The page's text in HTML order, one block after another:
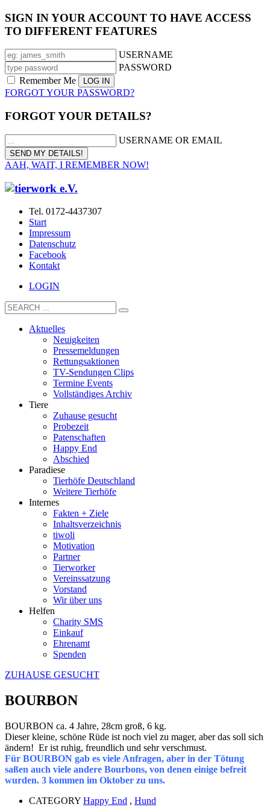
SIGN IN YOUR ACCOUNT TO HAVE ACCESS
TO DIFFERENT FEATURES
USERNAME
PASSWORD
Remember Me
FORGOT YOUR PASSWORD?
FORGOT YOUR DETAILS?
USERNAME OR EMAIL
AAH, WAIT, I REMEMBER NOW!
Tel. 0172-4437307
Start
Impressum
Datenschutz
Facebook
Kontakt
LOGIN
Aktuelles
Neuigkeiten
Pressemeldungen
Rettungsaktionen
TV-Sendungen Clips
Termine Events
Vollständiges Archiv
Tiere
Zuhause gesucht
Probezeit
Patenschaften
Happy End
Abschied
Paradiese
Tierhöfe Deutschland
Weitere Tierhöfe
Internes
Fakten + Ziele
Inhaltsverzeichnis
tiwoli
Motivation
Partner
Tierworker
Vereinssatzung
Vorstand
Wir über uns
Helfen
Charity SMS
Einkauf
Ehrenamt
Spenden
ZUHAUSE GESUCHT
BOURBON
BOURBON ca. 4 Jahre, 28cm groß, 6 kg.
Dieser kleine, schöne Rüde ist noch viel zu mager, aber das soll sich
ändern! Er ist ruhig, freundlich und sehr verschmust.
Für BOURBON gab es viele Anfragen, aber in der Tötung
saßen auch viele andere Bourbons, von denen einige befreit
wurden. 3 kommen im Oktober zu uns.
CATEGORY Happy End , Hund